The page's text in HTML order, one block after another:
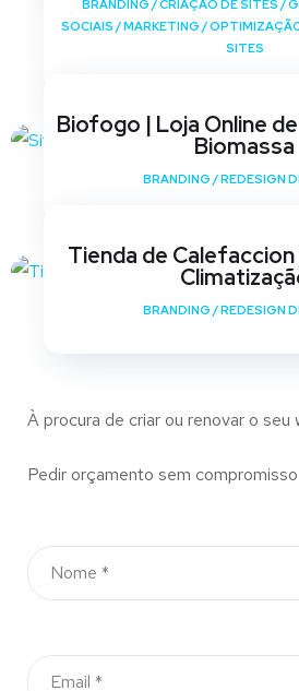
BRANDING /CRIAÇÃO DE SITES /
SOCIAIS /MARKETING /
SITES
Biofogo | Loja Online
Biomassa
BRANDING /REDESIGN
Tienda de Calefaccion
BRANDING /REDESIGN
À procura de criar ou renovar o seu
Pedir orçamento sem compromisso